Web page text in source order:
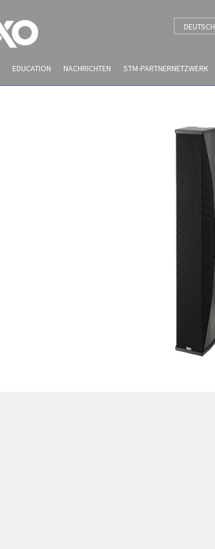
DEUTSCH
EDUCATION NACHRICHTEN STM-PARTNERNETZWERK